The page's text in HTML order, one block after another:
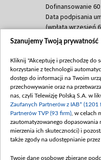
Dofinansowanie 60
Data podpisania
(wpłata wrzesień
Dofinansowanie
(wpłata wrzesień
mln, listopad 265
Dofinansowanie 48
Data podpisania
(wpłata grudzień
Dofinansowanie
Data podpisania
kwiecień 180 mln,
Szanujemy Twoją prywatność
Kliknij "Akceptuję i przechodzę do
korzystanie z technologii
dostęp do informacji na Twoim
przechowywanie oraz na
nas, czyli Telewizję Polską S.A. w
Zaufanych Partnerów z IAB* (1201
Partnerów TVP (93 firm) , w celach
zautomatyzowanego dopasowania
mierzenia ich skuteczności) i
także zgody na udostępnianie
Twoje dane osobowe zbierane